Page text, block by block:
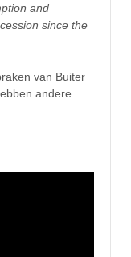
and
since the
van Buiter
andere